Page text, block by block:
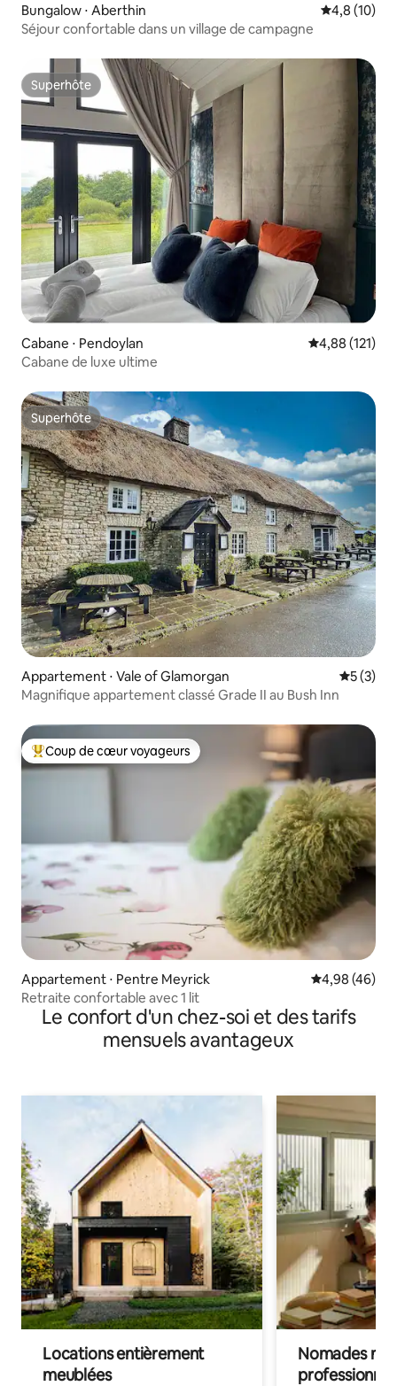
Bungalow ⋅ Aberthin Évaluation
4,8 (10)
Séjour confortable dans un village de campagne
Superhôte
Superhôte
Cabane ⋅ Pendoylan Évaluation
4,88 (121)
Cabane de luxe ultime
Superhôte
Superhôte
Appartement ⋅ Vale of Glamorgan
5 (3)
Magnifique appartement classé Grade II au Bush Inn
Coups de cœur voyageurs les plus appréciés
Coup de cœur voyageurs
Appartement ⋅ Pentre Meyrick Évaluation
4,98 (46)
Retraite confortable avec 1 lit
Le confort d'un chez-soi et des tarifs
mensuels avantageux
Locations entièrement
meublées
Nomades